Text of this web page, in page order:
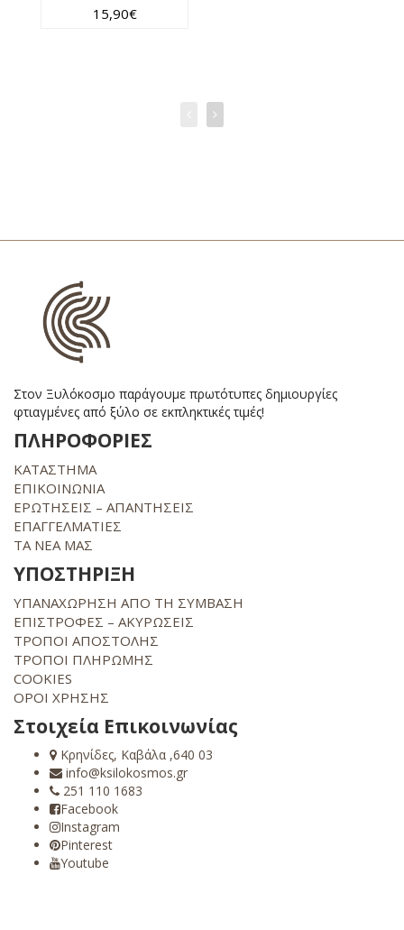
15,90€
Στον Ξυλόκοσμο παράγουμε πρωτότυπες δημιουργίες
φτιαγμένες από ξύλο σε εκπληκτικές τιμές!
ΠΛΗΡΟΦΟΡΙΕΣ
ΚΑΤΑΣΤΗΜΑ
ΕΠΙΚΟΙΝΩΝΙΑ
ΕΡΩΤΗΣΕΙΣ – ΑΠΑΝΤΗΣΕΙΣ
ΕΠΑΓΓΕΛΜΑΤΙΕΣ
ΤΑ ΝΕΑ ΜΑΣ
ΥΠΟΣΤΗΡΙΞΗ
ΥΠΑΝΑΧΩΡΗΣΗ ΑΠΟ ΤΗ ΣΥΜΒΑΣΗ
ΕΠΙΣΤΡΟΦΕΣ – ΑΚΥΡΩΣΕΙΣ
ΤΡΟΠΟΙ ΑΠΟΣΤΟΛΗΣ
ΤΡΟΠΟΙ ΠΛΗΡΩΜΗΣ
COOKIES
ΟΡΟΙ ΧΡΗΣΗΣ
Στοιχεία Επικοινωνίας
Κρηνίδες, Καβάλα ,640 03
info@ksilokosmos.gr
251 110 1683
Facebook
Instagram
Pinterest
Youtube